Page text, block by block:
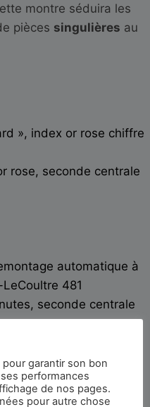
montre séduira les
pièces singulières au
», index or rose chiffre
rose, seconde centrale
automatique à
481
seconde centrale
garantir son bon
performances
de nos pages.
pour autre chose